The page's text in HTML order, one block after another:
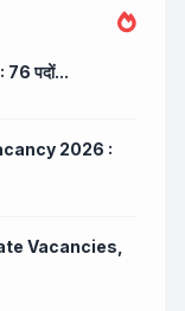
पदों...
2026 :
Vacancies,